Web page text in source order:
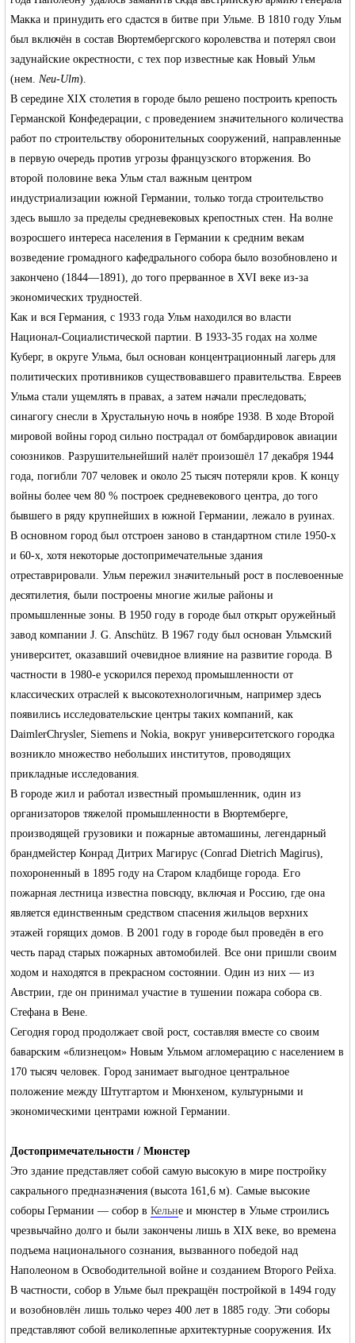
Макка и принудить его сдастся в битве при Ульме. В 1810 году Ульм
был включён в состав Вюртембергского королевства и потерял свои
задунайские окрестности, с тех пор известные как Новый Ульм
(нем.Neu-Ulm).
В серединеXIX столетия в городе было решено построить крепость
Германской Конфедерации, с проведением значительного количества
работ по строительству оборонительных сооружений, направленные
в первую очередь против угрозы французского вторжения. Во
второй половине века Ульм стал важным центром
индустриализации южной Германии, только тогда строительство
здесь вышло за пределы средневековых крепостных стен. На волне
возросшего интереса населения в Германии к средним векам
возведение громадного кафедрального собора было возобновлено и
закончено (1844—1891), до того прерванное в XVI веке из-за
экономических трудностей.
Как и вся Германия, с 1933 года Ульм находился во власти
Национал-Социалистической партии. В 1933-35 годах на холме
Куберг, в округе Ульма, был основан концентрационный лагерь для
политических противников существовавшего правительства. Евреев
Ульма стали ущемлять в правах, а затем начали преследовать;
синагогу снесли в Хрустальную ночь в ноябре 1938. В ходе Второй
мировой войны город сильно пострадал от бомбардировок авиации
союзников. Разрушительнейший налёт произошёл 17 декабря 1944
года, погибли 707 человек и около 25 тысяч потеряли кров. К концу
войны более чем 80 % построек средневекового центра, до того
бывшего в ряду крупнейших в южной Германии, лежало в руинах.
В основном город был отстроен заново в стандартном стиле 1950-х
и 60-х, хотя некоторые достопримечательные здания
отреставрировали. Ульм пережил значительный рост в послевоенные
десятилетия, были построены многие жилые районы и
промышленные зоны. В 1950 году в городе был открыт оружейный
завод компании J. G. Anschütz. В 1967 году был основан Ульмский
университет, оказавший очевидное влияние на развитие города. В
частности в 1980-е ускорился переход промышленности от
классических отраслей к высокотехнологичным, например здесь
появились исследовательские центры таких компаний, как
DaimlerChrysler, Siemens и Nokia, вокруг университетского городка
возникло множество небольших институтов, проводящих
прикладные исследования.
В городе жил и работал известный промышленник, один из
организаторов тяжелой промышленности в Вюртемберге,
производящей грузовики и пожарные автомашины, легендарный
брандмейстерКонрад Дитрих Магирус (Conrad Dietrich Magirus),
похороненный в 1895 году на Старом кладбище города. Его
пожарная лестница известна повсюду, включая и Россию, где она
является единственным средством спасения жильцов верхних
этажей горящих домов. В 2001 году в городе был проведён в его
честь парад старых пожарных автомобилей. Все они пришли своим
ходом и находятся в прекрасном состоянии. Один из них — из
Австрии, где он принимал участие в тушении пожара собора св.
Стефана в Вене.
Сегодня город продолжает свой рост, составляя вместе со своим
баварским «близнецом» Новым Ульмом агломерацию с населением в
170 тысяч человек. Город занимает выгодное центральное
положение между Штутгартом и Мюнхеном, культурными и
экономическими центрами южной Германии.
Достопримечательности / Мюнстер
Это здание представляет собой самую высокую в мире постройку
сакрального предназначения (высота 161,6 м). Самые высокие
соборы Германии — собор вКельне и мюнстер в Ульме строились
чрезвычайно долго и были закончены лишь в XIX веке, во времена
подъема национального сознания, вызванного победой над
Наполеоном вОсвободительной войне и созданиемВторого Рейха.
В частности, собор в Ульме был прекращён постройкой в 1494 году
и возобновлён лишь только через 400 лет в 1885 году. Эти соборы
представляют собой великолепные архитектурные сооружения. Их